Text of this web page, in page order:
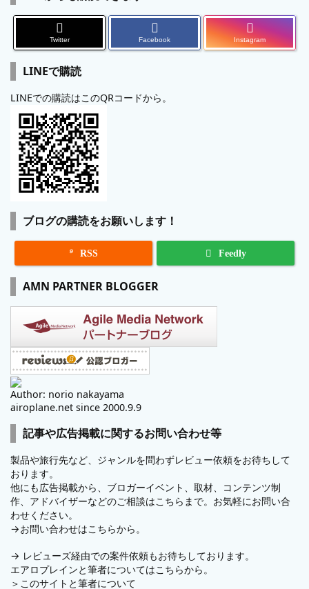
Twitter Facebook Instagram
LINEで購読
LINEでの購読はこのQRコードから。
ブログの購読をお願いします！
 RSS Feedly
AMN PARTNER BLOGGER
Author: norio nakayama
airoplane.net since 2000.9.9
記事や広告掲載に関するお問い合わせ等
製品や旅行先など、ジャンルを問わずレビュー依頼をお待ちして
おります。
他にも広告掲載から、ブロガーイベント、取材、コンテンツ制
作、アドバイザーなどのご相談はこちらまで。お気軽にお問い合
わせください。
→お問い合わせはこちらから。
→ レビューズ経由での案件依頼もお待ちしております。
エアロプレインと筆者についてはこちらから。
＞ このサイトと筆者について